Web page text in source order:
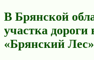
В Брянской
участка дороги
«Брянский Лес»